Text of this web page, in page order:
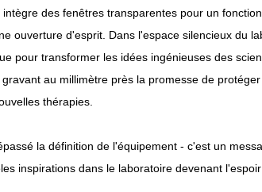
des fenêtres transparentes pour un
ouverture d'esprit. Dans l'espace silencieux du
pour transformer les idées ingénieuses des
au millimètre près la promesse de
thérapies.
la définition de l'équipement - c'est un
inspirations dans le laboratoire devenant